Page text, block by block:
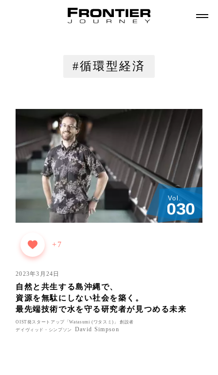
#循環型経済
Vol.
030
+7
2023年3月24日
自然と共生する島沖縄で、
資源を無駄にしない社会を築く。
最先端技術で水を守る研究者が見つめる未来
OIST発スタートアップ「Watasumi (ワタスミ)」 創設者
デイヴィッド・シンプソン
David Simpson